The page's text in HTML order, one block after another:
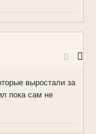
выростали за
пока сам не